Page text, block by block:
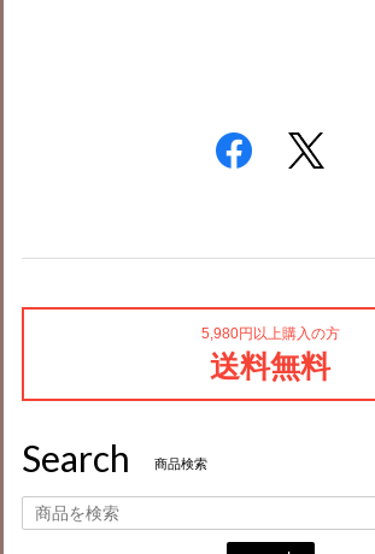
5,980円以上購入の方
送料無料
Search 商品検索